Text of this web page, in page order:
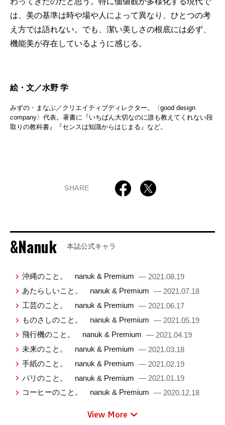
は、美の基準は時や場や人によって異なり、ひとつの考
え方では語れない。でも、潔い美しさの根底には必ず、
機能美が存在しているように感じる。
絵・文／水野 学
みずの・まなぶ／クリエイティブディレクター。〈good design
company〉代表。著書に『いちばん大切なのに誰も教えてくれない段
取りの教科書』『センスは知識からはじまる』など。
SHARE
&Nanuk 本誌公式キャラ
沖縄のこと。 nanuk & Premium — 2021.08.19
あたらしいこと。 nanuk & Premium — 2021.07.18
工芸のこと。 nanuk & Premium — 2021.06.17
ものさしのこと。 nanuk & Premium — 2021.05.19
飛行機のこと。 nanuk & Premium — 2021.04.19
未来のこと。 nanuk & Premium — 2021.03.18
手紙のこと。 nanuk & Premium — 2021.02.19
パリのこと。 nanuk & Premium — 2021.01.19
コーヒーのこと。 nanuk & Premium — 2020.12.18
View More